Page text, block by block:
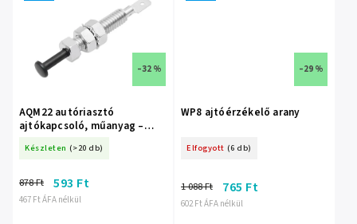
–32 %
AQM22 autóriasztó
ajtókapcsoló, műanyag –
Készleten (>20 db)
467 Ft ÁFA nélkül
878 Ft 593 Ft
–29 %
WP8 ajtóérzékelő arany
Elfogyott (6 db)
602 Ft ÁFA nélkül
1 088 Ft 765 Ft